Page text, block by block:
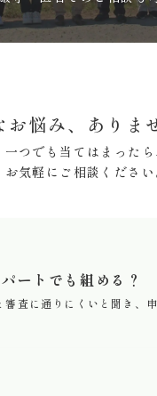
お悩み、ありま
一つでも当てはまったら
お気軽にご相談ください
ートでも組める？
審査に通りにくいと聞き、